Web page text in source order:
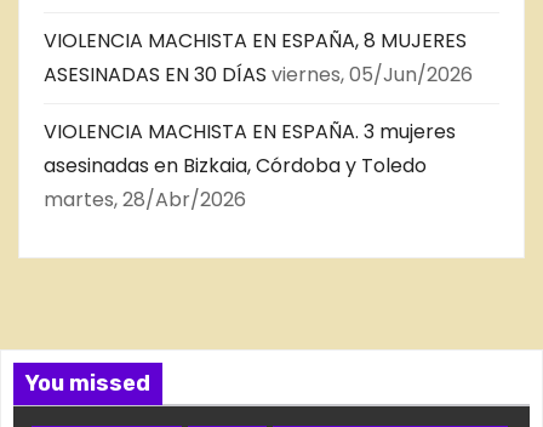
VIOLENCIA MACHISTA EN ESPAÑA, 8 MUJERES
ASESINADAS EN 30 DÍAS viernes, 05/Jun/2026
VIOLENCIA MACHISTA EN ESPAÑA. 3 mujeres
asesinadas en Bizkaia, Córdoba y Toledo
martes, 28/Abr/2026
You missed